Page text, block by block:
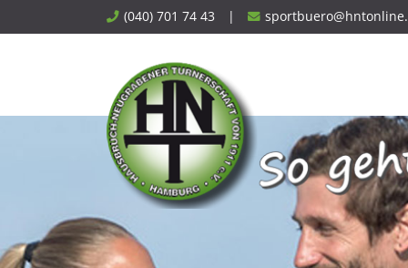
to
(040) 701 74 43 |